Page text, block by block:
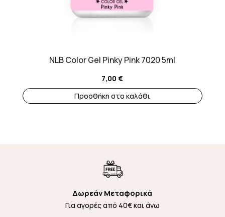
NLB Color Gel Pinky Pink 7020 5ml
7,00€
Προσθήκη στο καλάθι
Δωρεάν Μεταφορικά
Για αγορές από 40€ και άνω